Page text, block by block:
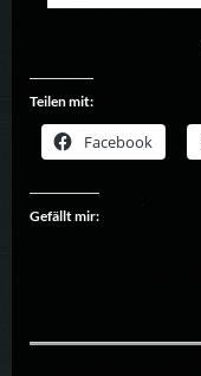
Teilen mit:
Facebook
Gefällt mir: